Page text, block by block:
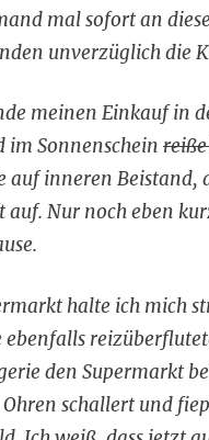
mal sofort an
unverzüglich die
meinen Einkauf in
im Sonnenschein
auf inneren Beistand,
auf. Nur noch eben
halte ich mich
ebenfalls
den Supermarkt
schallert und